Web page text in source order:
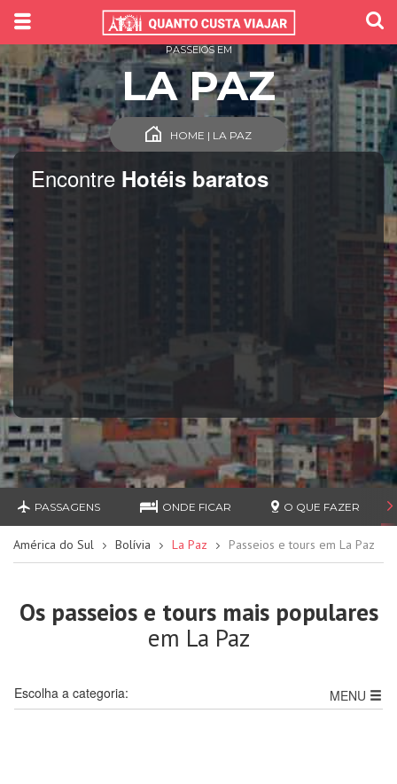
Encontre Hotéis baratos
PASSEIOS EM
LA PAZ
HOME | LA PAZ
PASSAGENS ONDE FICAR O QUE FAZER
América do Sul Bolívia La Paz Passeios e tours em La Paz
Os passeios e tours mais populares
em La Paz
MENU
Escolha a categoria: